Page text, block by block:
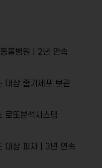
동물병원 | 2년 연속
대상 줄기세포 보관
로또분석시스템
대상 피자 | 3년 연속